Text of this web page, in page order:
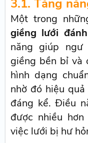
3.1. Tăng
Một trong
giềng lưới
năng giúp
giềng bền bỉ và
hình dạng
nhờ đó hiệu
đáng kể. Điều
được nhiều
việc lưới bị hư